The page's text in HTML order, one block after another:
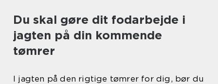
Du skal gøre dit fodarbejde i
jagten på din kommende
tømrer
I jagten på den rigtige tømrer for dig, bør du